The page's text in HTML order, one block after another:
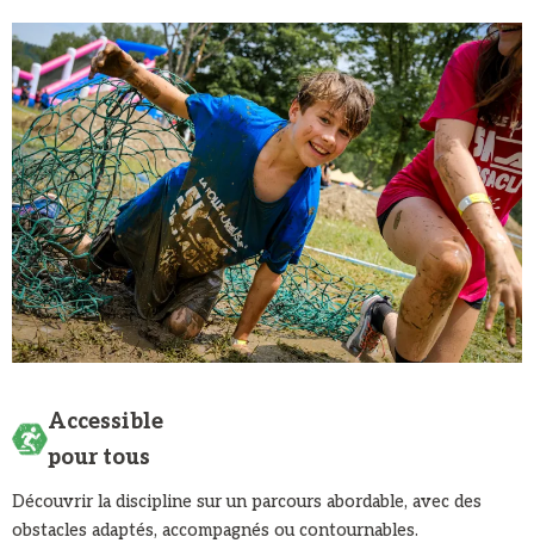
Accessible
pour tous
Découvrir la discipline sur un parcours abordable, avec des
obstacles adaptés, accompagnés ou contournables.